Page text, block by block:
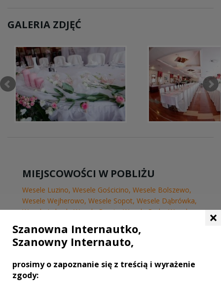
GALERIA ZDJĘĆ
MIEJSCOWOŚCI W POBLIŻU
Wesele Luzino, Wesele Gościcino, Wesele Bolszewo,
Wesele Wejherowo, Wesele Sopot, Wesele Dąbrówka,
Wesele Lębork,Wesele Rumia,Wesele Reda,Wesele
Łęczyce,Wesele Wyszecino,Wesele Zelewo
Gdańsk,Wesele Puck
WASZA OCENA:
×
Szanowna Internautko,
Szanowny Internauto,
prosimy o zapoznanie się z treścią i wyrażenie
zgody: